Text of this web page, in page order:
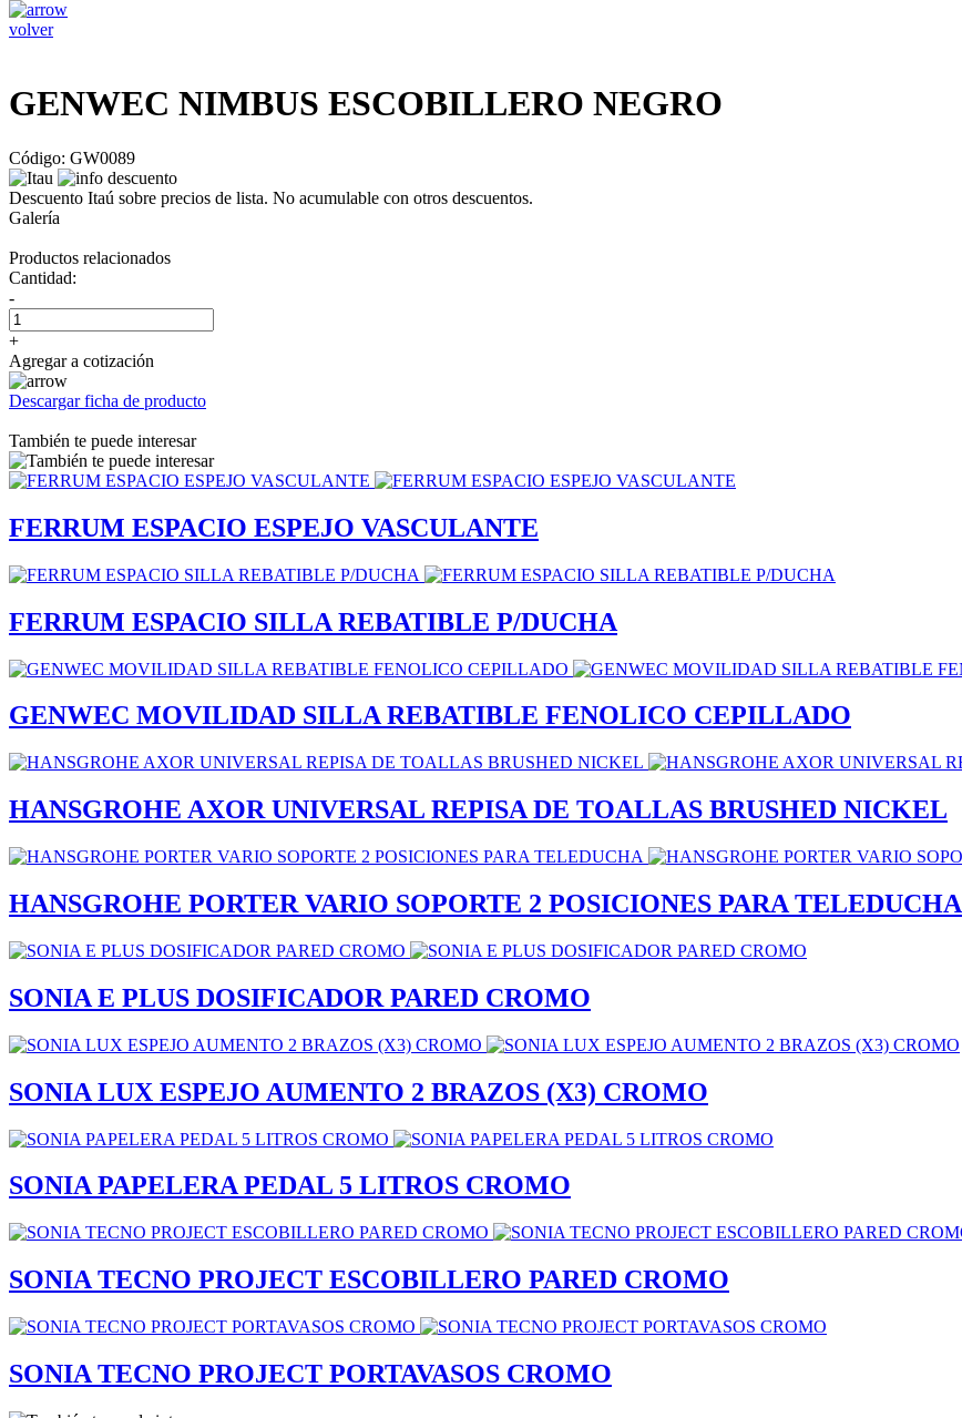
volver
GENWEC NIMBUS ESCOBILLERO NEGRO
Código: GW0089
Descuento Itaú sobre precios de lista. No acumulable con otros descuentos.
Galería
Productos relacionados
Cantidad:
-
+
Agregar a cotización
Descargar ficha de producto
También te puede interesar
FERRUM ESPACIO ESPEJO VASCULANTE
FERRUM ESPACIO SILLA REBATIBLE P/DUCHA
GENWEC MOVILIDAD SILLA REBATIBLE FENOLICO CEPILLADO
HANSGROHE AXOR UNIVERSAL REPISA DE TOALLAS BRUSHED NICKEL
HANSGROHE PORTER VARIO SOPORTE 2 POSICIONES PARA TELEDUCHA
SONIA E PLUS DOSIFICADOR PARED CROMO
SONIA LUX ESPEJO AUMENTO 2 BRAZOS (X3) CROMO
SONIA PAPELERA PEDAL 5 LITROS CROMO
SONIA TECNO PROJECT ESCOBILLERO PARED CROMO
SONIA TECNO PROJECT PORTAVASOS CROMO